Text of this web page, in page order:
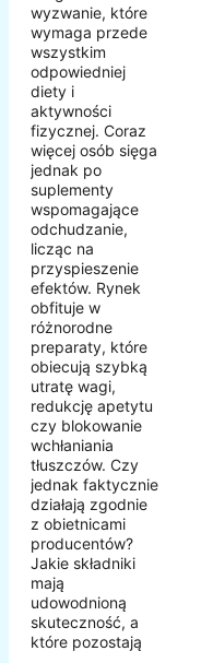
wyzwanie, które
wymaga przede
wszystkim
odpowiedniej
diety i
aktywności
fizycznej. Coraz
więcej osób sięga
jednak po
suplementy
wspomagające
odchudzanie,
licząc na
przyspieszenie
efektów. Rynek
obfituje w
różnorodne
preparaty, które
obiecują szybką
utratę wagi,
redukcję apetytu
czy blokowanie
wchłaniania
tłuszczów. Czy
jednak faktycznie
działają zgodnie
z obietnicami
producentów?
Jakie składniki
mają
udowodnioną
skuteczność, a
które pozostają